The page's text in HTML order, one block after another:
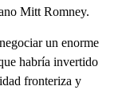
Mitt Romney.
un enorme
habría invertido
fronteriza y